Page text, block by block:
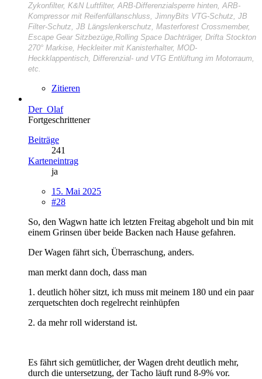
Zykonfilter, K&N Luftfilter, ARB-Differenzialsperre hinten, ARB-
Kompressor mit Reifenfüllanschluss, JimnyBits VTG-Schutz, JB
Filter-Schutz, JB Längslenkerschutz, Masterforest Crossmember,
Escape Gear Sitzbezüge,Rolling Space Dachträger, Drifta Stockton
270° Markise, Heckleiter mit Kanisterhalter, MOD-
Heckklappentisch, Differenzial- und VTG Entlüftung im Motorraum,
etc.
Zitieren
Der_Olaf
Fortgeschrittener
Beiträge
241
Karteneintrag
ja
15. Mai 2025
#28
So, den Wagwn hatte ich letzten Freitag abgeholt und bin mit
einem Grinsen über beide Backen nach Hause gefahren.
Der Wagen fährt sich, Überraschung, anders.
man merkt dann doch, dass man
1. deutlich höher sitzt, ich muss mit meinem 180 und ein paar
zerquetschten doch regelrecht reinhüpfen
2. da mehr roll widerstand ist.
Es fährt sich gemütlicher, der Wagen dreht deutlich mehr,
durch die untersetzung, der Tacho läuft rund 8-9% vor.